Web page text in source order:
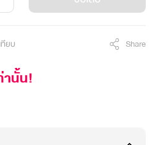
ทียบ Share
านั้น!